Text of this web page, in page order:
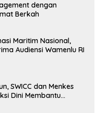
dengan
Berkah
Maritim Nasional,
Audiensi Wamenlu RI
SWICC dan Menkes
Dini Membantu